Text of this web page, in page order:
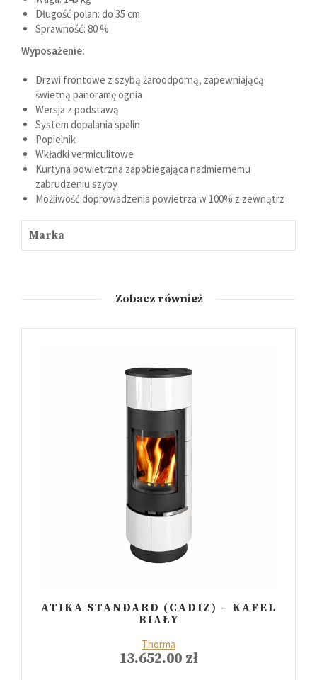
Długość polan: do 35 cm
Sprawność: 80 %
Wyposażenie:
Drzwi frontowe z szybą żaroodporną, zapewniającą
świetną panoramę ognia
Wersja z podstawą
System dopalania spalin
Popielnik
Wkładki vermiculitowe
Kurtyna powietrzna zapobiegająca nadmiernemu
zabrudzeniu szyby
Możliwość doprowadzenia powietrza w 100% z zewnątrz
Marka
Zobacz również
ATIKA STANDARD (CADIZ) – KAFEL
BIAŁY
Thorma
13.652.00 zł